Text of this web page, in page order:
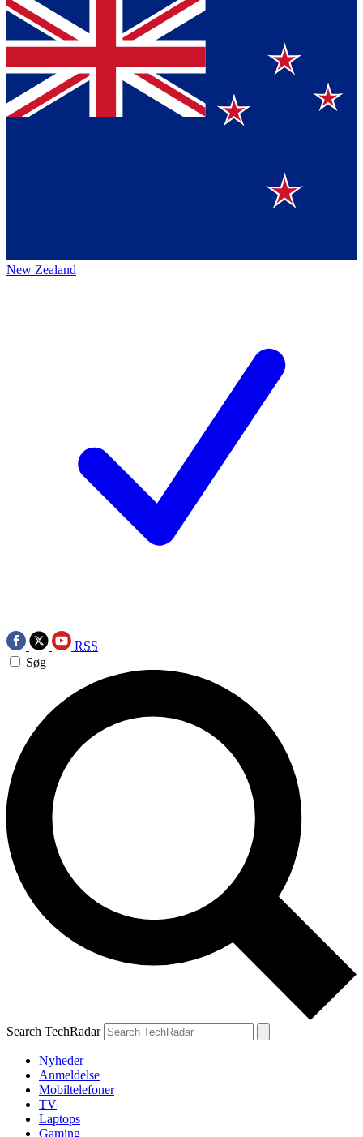
New Zealand
RSS
Søg
Search TechRadar
Nyheder
Anmeldelse
Mobiltelefoner
TV
Laptops
Gaming